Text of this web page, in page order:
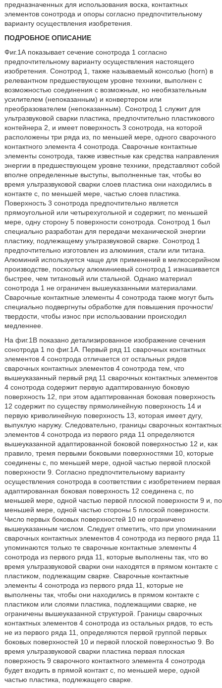
предназначенных для использования воска, контактных
элементов сонотрода и опоры согласно предпочтительному
варианту осуществления изобретения.
ПОДРОБНОЕ ОПИСАНИЕ
Фиг.1А показывает сечение сонотрода 1 согласно
предпочтительному варианту осуществления настоящего
изобретения. Сонотрод 1, также называемый консолью (horn) в
релевантном предшествующем уровне техники, выполнен с
возможностью соединения с возможным, но необязательным
усилителем (непоказанным) и конвертером или
преобразователем (непоказанным). Сонотрод 1 служит для
ультразвуковой сварки пластика, предпочтительно пластикового
контейнера 2, и имеет поверхность 3 сонотрода, на которой
расположены три ряда из, по меньшей мере, одного сварочного
контактного элемента 4 сонотрода. Сварочные контактные
элементы сонотрода, также известные как средства направления
энергии в предшествующем уровне техники, представляют собой
вполне определенные выступы, выполненные так, чтобы во
время ультразвуковой сварки слоев пластика они находились в
контакте с, по меньшей мере, частью слоев пластика.
Поверхность 3 сонотрода предпочтительно является
прямоугольной или четырехугольной и содержит, по меньшей
мере, одну сторону 5 поверхности сонотрода. Сонотрод 1 был
специально разработан для передачи механической энергии
пластику, подлежащему ультразвуковой сварке. Сонотрод 1
предпочтительно изготовлен из алюминия, стали или титана.
Алюминий используется чаще для применений в мелкосерийном
производстве, поскольку алюминиевый сонотрод 1 изнашивается
быстрее, чем титановый или стальной. Однако материал
сонотрода 1 не ограничен вышеуказанными материалами.
Сварочные контактные элементы 4 сонотрода также могут быть
специально подвергнуты обработке для повышения прочности/
твердости, чтобы износ при использовании происходил
медленнее.
На фиг.1В показано детализированное изображение сечения
сонотрода 1 по фиг.1А. Первый ряд 11 сварочных контактных
элементов 4 сонотрода отличается от остальных рядов
сварочных контактных элементов 4 сонотрода тем, что
вышеуказанный первый ряд 11 сварочных контактных элементов
4 сонотрода содержит первую адаптированную боковую
поверхность 12, при этом адаптированная боковая поверхность
12 содержит по существу прямолинейную поверхность 14 и
первую криволинейную поверхность 13, которая имеет дугу,
выпуклую наружу. Следовательно, границы сварочных контактных
элементов 4 сонотрода из первого ряда 11 определяются
вышеуказанной адаптированной боковой поверхностью 12 и, как
правило, тремя первыми боковыми поверхностями 10, которые
соединены с, по меньшей мере, одной частью первой плоской
поверхности 9. Согласно предпочтительному варианту
осуществления сонотрода в соответствии с изобретением первая
адаптированная боковая поверхность 12 соединена с, по
меньшей мере, одной частью первой плоской поверхности 9 и, по
меньшей мере, одной частью стороны 5 плоской поверхности.
Число первых боковых поверхностей 10 не ограничено
вышеуказанным числом. Следует отметить, что при упоминании
сварочных контактных элементов 4 сонотрода из первого ряда 11
упоминаются только те сварочные контактные элементы 4
сонотрода из первого ряда 11, которые выполнены так, что во
время ультразвуковой сварки они находятся в прямом контакте с
пластиком, подлежащим сварке. Сварочные контактные
элементы 4 сонотрода из первого ряда 11, которые не
выполнены так, чтобы они находились в прямом контакте с
пластиком или слоями пластика, подлежащими сварке, не
ограничены вышеуказанной структурой. Границы сварочных
контактных элементов 4 сонотрода из остальных рядов, то есть
не из первого ряда 11, определяются первой группой первых
боковых поверхностей 10 и первой плоской поверхностью 9. Во
время ультразвуковой сварки пластика первая плоская
поверхность 9 сварочного контактного элемента 4 сонотрода
будет входить в прямой контакт с, по меньшей мере, одной
частью пластика, подлежащего сварке.